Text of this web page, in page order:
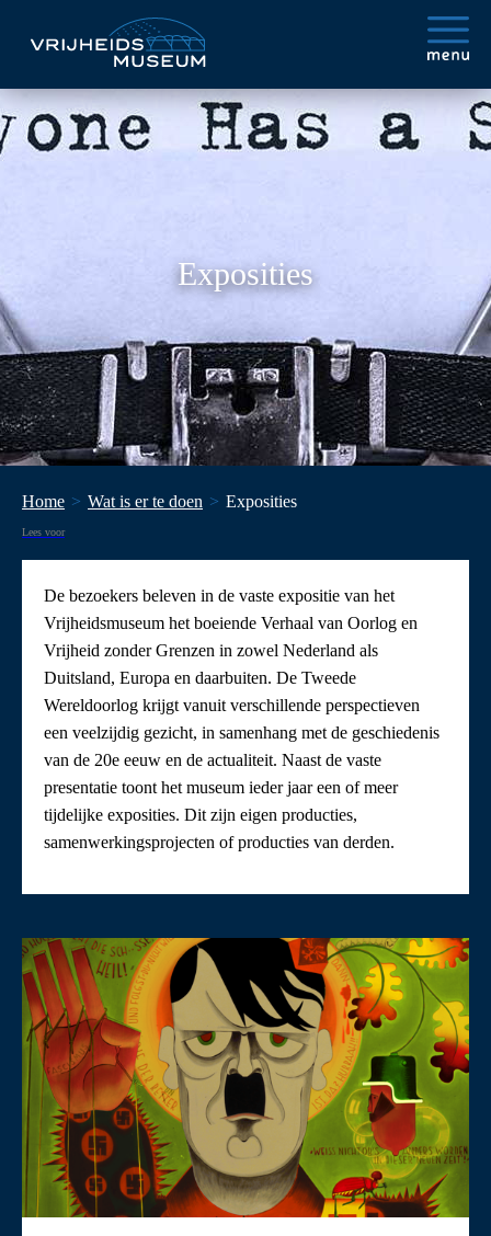
Exposities
Home Wat is er te doen Exposities
Lees voor
De bezoekers beleven in de vaste expositie van het
Vrijheidsmuseum het boeiende Verhaal van Oorlog en
Vrijheid zonder Grenzen in zowel Nederland als
Duitsland, Europa en daarbuiten. De Tweede
Wereldoorlog krijgt vanuit verschillende perspectieven
een veelzijdig gezicht, in samenhang met de geschiedenis
van de 20e eeuw en de actualiteit. Naast de vaste
presentatie toont het museum ieder jaar een of meer
tijdelijke exposities. Dit zijn eigen producties,
samenwerkingsprojecten of producties van derden.